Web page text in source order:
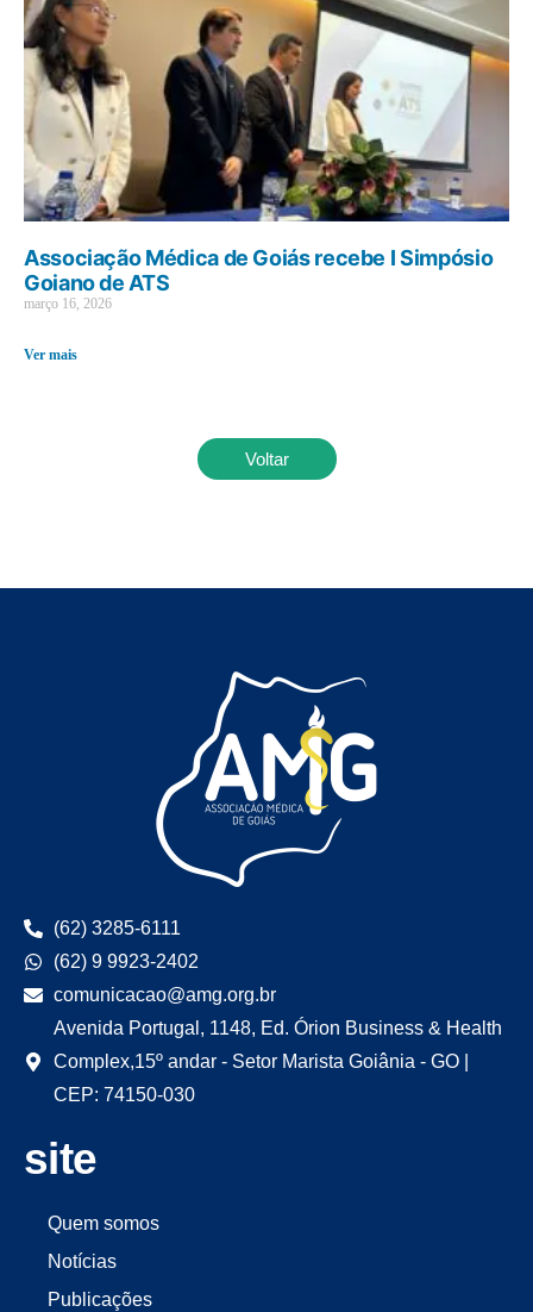
Associação Médica de Goiás recebe I Simpósio
Goiano de ATS
março 16, 2026
Ver mais
Voltar
(62) 3285-6111
(62) 9 9923-2402
comunicacao@amg.org.br
Avenida Portugal, 1148, Ed. Órion Business & Health
Complex,15º andar - Setor Marista Goiânia - GO |
CEP: 74150-030
site
Quem somos
Notícias
Publicações